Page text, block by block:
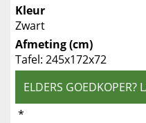
Kleur
Zwart
Afmeting (cm)
Tafel: 245x172x72
ELDERS GOEDKOPER?
*